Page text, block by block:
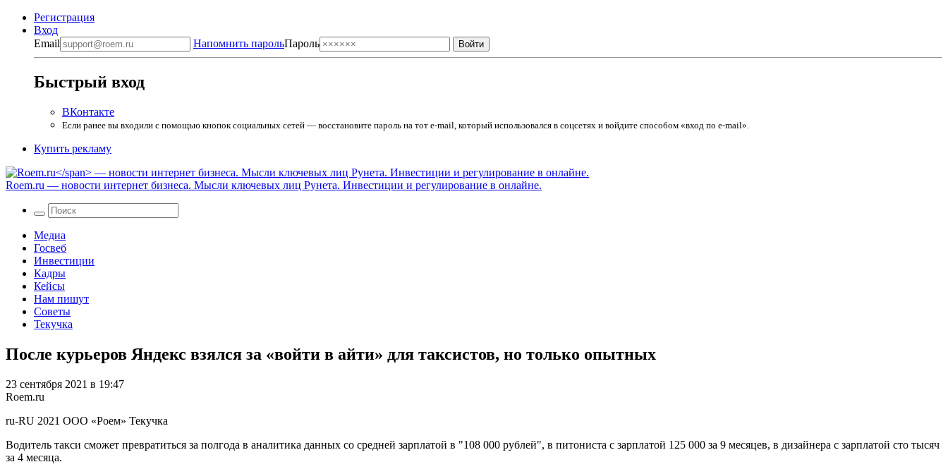
Регистрация
Вход
Email
Напомнить парольПароль
Быстрый вход
ВКонтакте
Если ранее вы входили с помощью кнопок социальных сетей — восстановите пароль на тот e-mail, который использовался в соцсетях и войдите способом «вход по e-mail».
Купить рекламу
Roem.ru — новости интернет бизнеса. Мысли ключевых лиц Рунета. Инвестиции и регулирование в онлайне.
Медиа
Госвеб
Инвестиции
Кадры
Кейсы
Нам пишут
Советы
Текучка
После курьеров Яндекс взялся за «войти в айти» для таксистов, но только опытных
23 сентября 2021 в 19:47
Roem.ru
ru-RU 2021 ООО «Роем» Текучка
Водитель такси сможет превратиться за полгода в аналитика данных со средней зарплатой в "108 000 рублей", в питониста с зарплатой 125 000 за 9 месяцев, в дизайнера с зарплатой сто тысяч
за 4 месяца.